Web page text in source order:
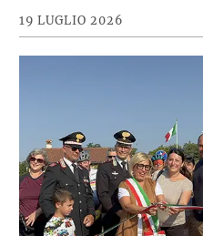
19 LUGLIO 2026